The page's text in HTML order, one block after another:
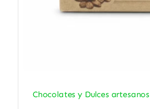
Chocolates y Dulces artesanos